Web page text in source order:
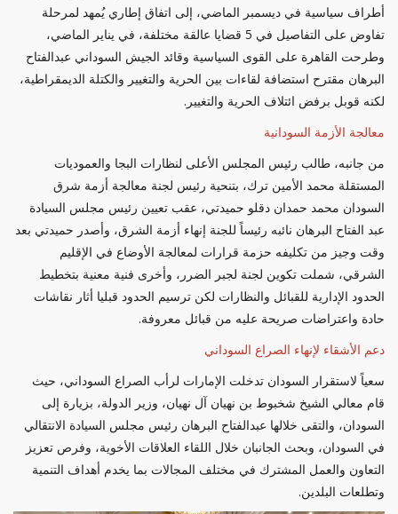
أطراف سياسية في ديسمبر الماضي، إلى اتفاق إطاري يُمهد لمرحلة
تفاوض على التفاصيل في 5 قضايا عالقة مختلفة، في يناير الماضي،
وطرحت القاهرة على القوى السياسية وقائد الجيش السوداني عبدالفتاح
البرهان مقترح استضافة لقاءات بين الحرية والتغيير والكتلة الديمقراطية،
لكنه قوبل برفض ائتلاف الحرية والتغيير.
معالجة الأزمة السودانية
من جانبه، طالب رئيس المجلس الأعلى لنظارات البجا والعموديات
المستقلة محمد الأمين ترك، بتنحية رئيس لجنة معالجة أزمة شرق
السودان محمد حمدان دقلو حميدتي، عقب تعيين رئيس مجلس السيادة
عبد الفتاح البرهان نائبه رئيساً للجنة إنهاء أزمة الشرق، وأصدر حميدتي بعد
وقت وجيز من تكليفه حزمة قرارات لمعالجة الأوضاع في الإقليم
الشرقي، شملت تكوين لجنة لجبر الضرر، وأخرى فنية معنية بتخطيط
الحدود الإدارية للقبائل والنظارات لكن ترسيم الحدود قبليا أثار نقاشات
حادة واعتراضات صريحة عليه من قبائل معروفة.
دعم الأشقاء لإنهاء الصراع السوداني
سعياً لاستقرار السودان تدخلت الإمارات لرأب الصراع السوداني، حيث
قام معالي الشيخ شخبوط بن نهيان آل نهيان، وزير الدولة، بزيارة إلى
السودان، والتقى خلالها عبدالفتاح البرهان رئيس مجلس السيادة الانتقالي
في السودان، وبحث الجانبان خلال اللقاء العلاقات الأخوية، وفرص تعزيز
التعاون والعمل المشترك في مختلف المجالات بما يخدم أهداف التنمية
وتطلعات البلدين.